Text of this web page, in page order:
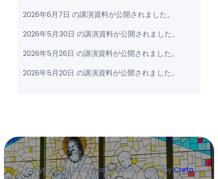
2026年6月7日 の講演資料が公開されました。
2026年5月30日 の講演資料が公開されました。
2026年5月26日 の講演資料が公開されました。
2026年5月20日 の講演資料が公開されました。
Copyright (c)2006 Masaki Muto | Design byCreta